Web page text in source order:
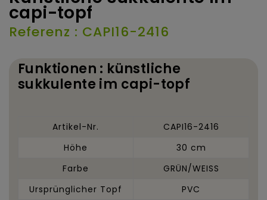
capi-topf
Referenz : CAPI16-2416
Funktionen : künstliche
sukkulente im capi-topf
Artikel-Nr.
CAPI16-2416
Höhe
30 cm
Farbe
GRÜN/WEISS
Ursprünglicher Topf
PVC